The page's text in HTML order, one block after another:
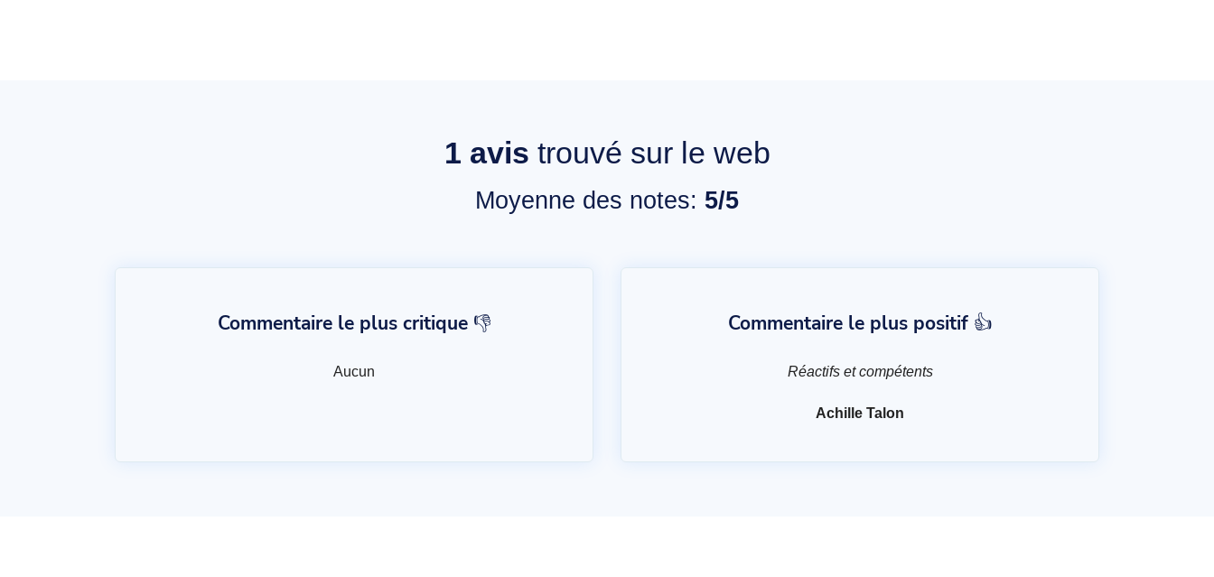
1 avis trouvé sur le web
Moyenne des notes: 5/5
Commentaire le plus critique 👎
Aucun
Commentaire le plus positif 👍
Réactifs et compétents
Achille Talon